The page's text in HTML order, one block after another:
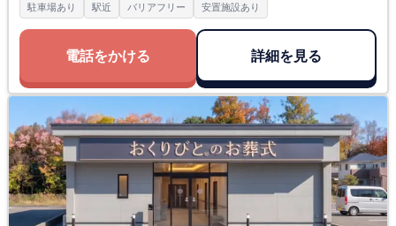
駐車場あり 駅近 バリアフリー 安置施設あり
電話をかける 詳細を見る